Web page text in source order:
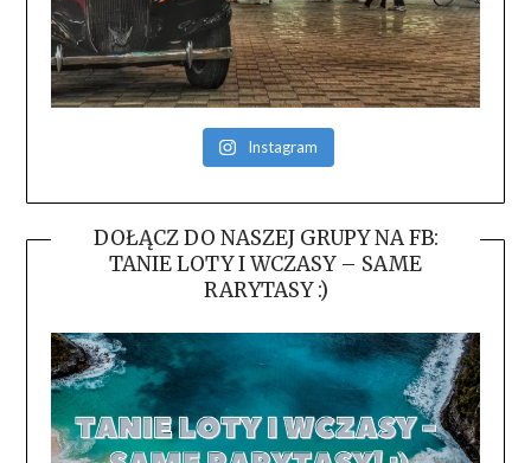
Instagram
DOŁĄCZ DO NASZEJ GRUPY NA FB:
TANIE LOTY I WCZASY – SAME
RARYTASY :)